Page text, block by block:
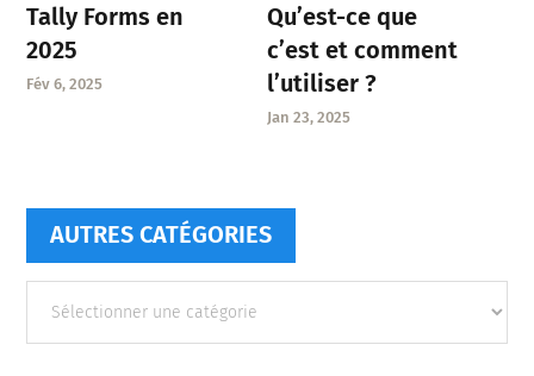
Tally Forms en
2025
Fév 6, 2025
Qu’est-ce que
c’est et comment
l’utiliser ?
Jan 23, 2025
AUTRES CATÉGORIES
catégories